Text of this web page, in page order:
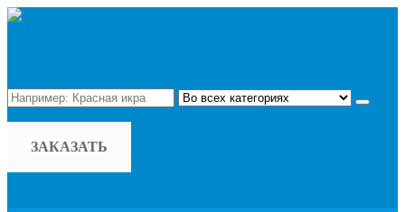
ЗАКАЗАТЬ